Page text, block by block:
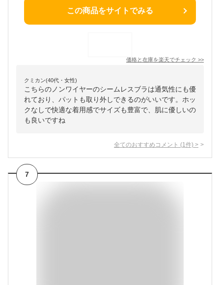
この商品をサイトでみる
価格と在庫を楽天でチェック >>
クミカン(40代・女性)
こちらのノンワイヤーのシームレスブラは通気性にも優
れており、パットも取り外しできるのがいいです。ホッ
クなしで快適な着用感でサイズも豊富で、肌に優しいの
も良いですね
全てのおすすめコメント (1 件) >
7